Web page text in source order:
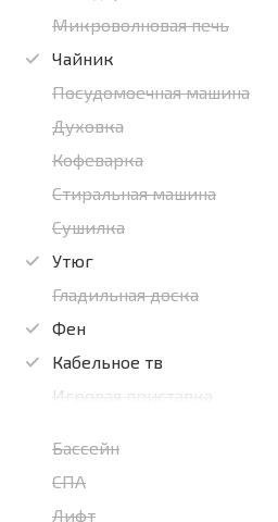
Микроволновая печь
Чайник
Посудомоечная машина
Духовка
Кофеварка
Стиральная машина
Сушилка
Утюг
Гладильная доска
Фен
Кабельное тв
Игровая приставка
Бассейн
СПА
Лифт